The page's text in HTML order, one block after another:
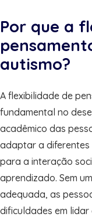
Por que a
autismo?
A flexibilidade de
fundamental no
acadêmico das
adaptar a diferentes
para a interação
aprendizado. Sem
adequada, as
dificuldades em lidar